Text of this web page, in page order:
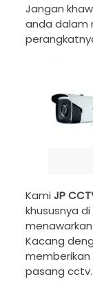
Jangan
anda dalam
Kami JP
khususnya
Kacang
memberikan
pasang cctv.